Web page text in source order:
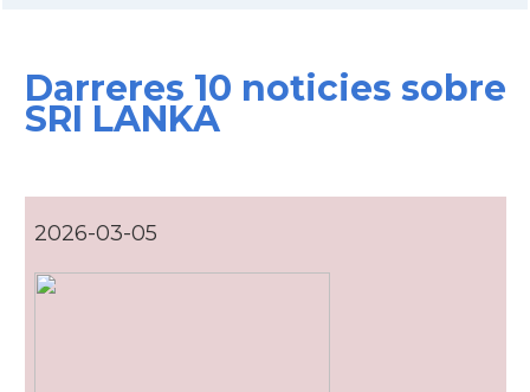
Darreres 10 noticies sobre
SRI LANKA
2026-03-05